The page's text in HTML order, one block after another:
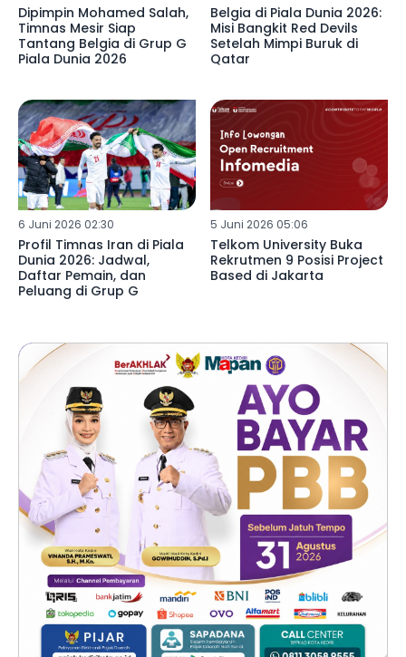
Dipimpin Mohamed Salah,
Timnas Mesir Siap
Tantang Belgia di Grup G
Piala Dunia 2026
Belgia di Piala Dunia 2026:
Misi Bangkit Red Devils
Setelah Mimpi Buruk di
Qatar
6 Juni 2026 02:30
Profil Timnas Iran di Piala
Dunia 2026: Jadwal,
Daftar Pemain, dan
Peluang di Grup G
5 Juni 2026 05:06
Telkom University Buka
Rekrutmen 9 Posisi Project
Based di Jakarta